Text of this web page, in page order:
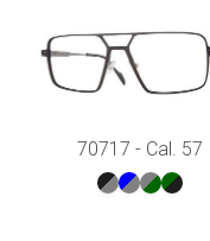
70717 - Cal. 57